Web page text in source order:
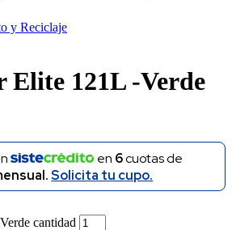
y Reciclaje
Elite 121L -Verde
en 6cuotas de
Solicita tu cupo.
cantidad